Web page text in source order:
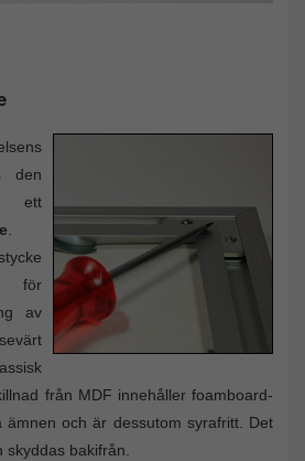
den
ett
för
av
från MDF innehåller foamboard-
ämnen och är dessutom syrafritt. Det
bakifrån.